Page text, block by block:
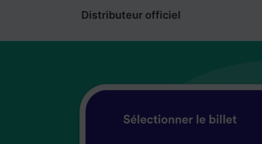
Distributeur officiel